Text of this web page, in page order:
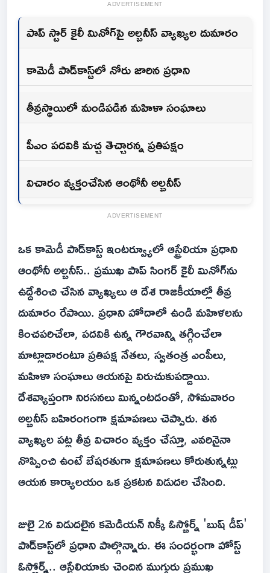
ADVERTISEMENT
పాప్ స్టార్ కైలీ మినోగ్‌పై అల్బనీస్ వ్యాఖ్యల దుమారం
కామెడీ పాడ్‌కాస్ట్‌లో నోరు జారిన ప్రధాని
తీవ్రస్థాయిలో మండిపడిన మహిళా సంఘాలు
పీఎం పదవికి మచ్చ తెచ్చారన్న ప్రతిపక్షం
విచారం వ్యక్తంచేసిన ఆంథోనీ అల్బనీస్
ADVERTISEMENT
ఒక కామెడీ పాడ్‌కాస్ట్‌ ఇంటర్వ్యూలో ఆస్ట్రేలియా ప్రధాని
ఆంథోనీ అల్బనీస్.. ప్రముఖ పాప్ సింగర్ కైలీ మినోగ్‌ను
ఉద్దేశించి చేసిన వ్యాఖ్యలు ఆ దేశ రాజకీయాల్లో తీవ్ర
దుమారం రేపాయి. ప్రధాని హోదాలో ఉండి మహిళలను
కించపరిచేలా, పదవికి ఉన్న గౌరవాన్ని తగ్గించేలా
మాట్లాడారంటూ ప్రతిపక్ష నేతలు, స్వతంత్ర ఎంపీలు,
మహిళా సంఘాలు ఆయనపై విరుచుకుపడ్డాయి.
దేశవ్యాప్తంగా నిరసనలు మిన్నంటడంతో, సోమవారం
అల్బనీస్ బహిరంగంగా క్షమాపణలు చెప్పారు. తన
వ్యాఖ్యల పట్ల తీవ్ర విచారం వ్యక్తం చేస్తూ, ఎవరినైనా
నొప్పించి ఉంటే బేషరతుగా క్షమాపణలు కోరుతున్నట్లు
ఆయన కార్యాలయం ఒక ప్రకటన విడుదల చేసింది.
జులై 2న విడుదలైన కమెడియన్ నిక్కీ ఓస్బోర్న్ 'బుష్ డీప్'
పాడ్‌కాస్ట్‌లో ప్రధాని పాల్గొన్నారు. ఈ సందర్భంగా హోస్ట్
ఓస్బోర్న్.. ఆస్ట్రేలియాకు చెందిన ముగ్గురు ప్రముఖ